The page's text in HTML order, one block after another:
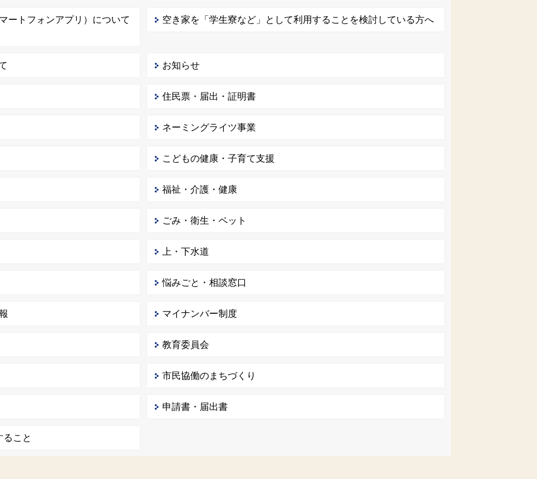
ートフォンアプリ）について
空き家を「学生寮など」として利用することを検討している方へ
お知らせ
住民票・届出・証明書
ネーミングライツ事業
こどもの健康・子育て支援
福祉・介護・健康
ごみ・衛生・ペット
上・下水道
悩みごと・相談窓口
マイナンバー制度
教育委員会
市民協働のまちづくり
申請書・届出書
ること